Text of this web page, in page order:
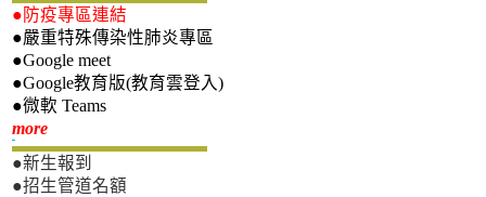
●防疫專區連結
●嚴重特殊傳染性肺炎專區
●Google meet
●Google教育版(教育雲登入)
●微軟 Teams
more新生專區
●新生報到
●招生管道名額